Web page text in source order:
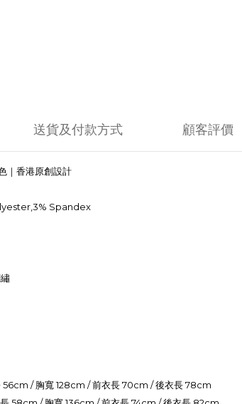
送貨及付款方式 顧客評價
｜香港原創設計
Spandex
56cm / 胸寬 128cm / 前衣長 70cm / 後衣長 78cm